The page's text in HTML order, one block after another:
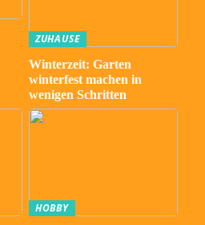
ZUHAUSE
Winterzeit: Garten
winterfest machen in
wenigen Schritten
HOBBY